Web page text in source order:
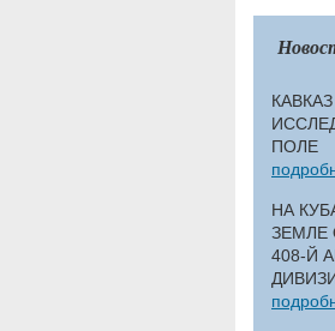
ПОЛЕ
НА
ЗЕМЛЕ
408-Й